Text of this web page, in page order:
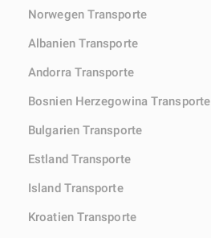
Norwegen Transporte
Albanien Transporte
Andorra Transporte
Bosnien Herzegowina Transporte
Bulgarien Transporte
Estland Transporte
Island Transporte
Kroatien Transporte